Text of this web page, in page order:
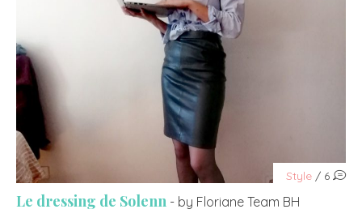
Style / 6
Le dressing de Solenn - by Floriane Team BH